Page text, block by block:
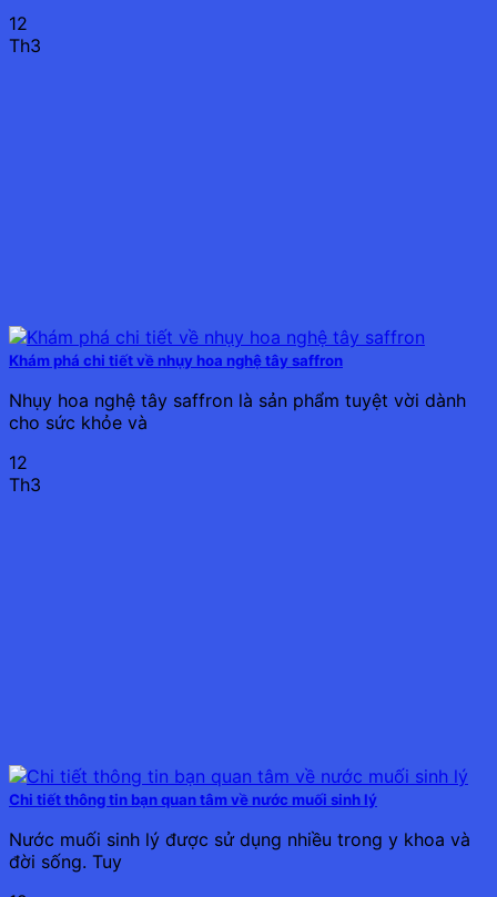
12
Th3
Khám phá chi tiết về nhụy hoa nghệ tây saffron
Nhụy hoa nghệ tây saffron là sản phẩm tuyệt vời dành
cho sức khỏe và
12
Th3
Chi tiết thông tin bạn quan tâm về nước muối sinh lý
Nước muối sinh lý được sử dụng nhiều trong y khoa và
đời sống. Tuy